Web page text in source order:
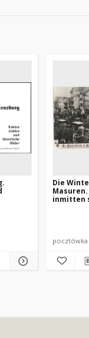
Die
inmitten
pocztówka